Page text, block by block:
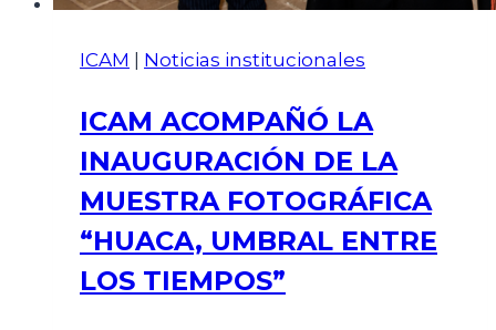
ICAM Noticias institucionales
ICAM ACOMPAÑÓ LA
INAUGURACIÓN DE LA
MUESTRA FOTOGRÁFICA
“HUACA, UMBRAL ENTRE
LOS TIEMPOS”